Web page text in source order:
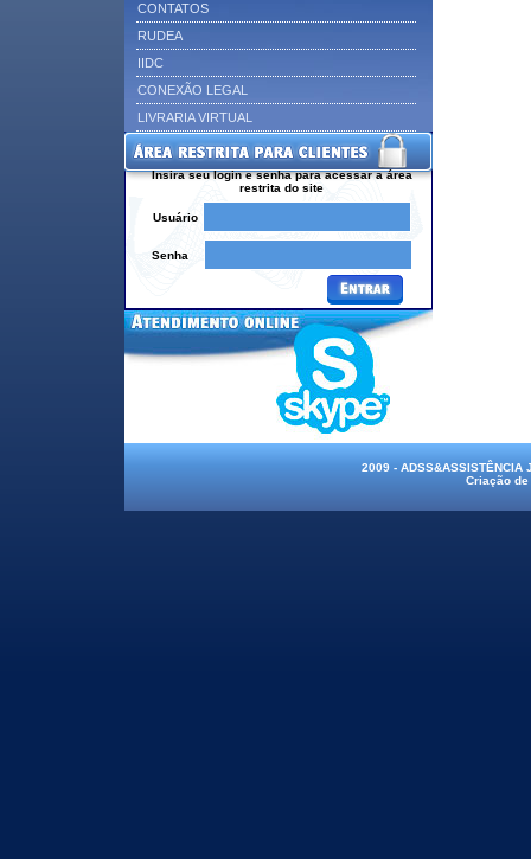
CONTATOS
RUDEA
IIDC
CONEXÃO LEGAL
LIVRARIA VIRTUAL
Insira seu login e senha para acessar a área
restrita do site
Usuário
Senha
2009 - ADSS&ASSISTÊNCIA
Criação